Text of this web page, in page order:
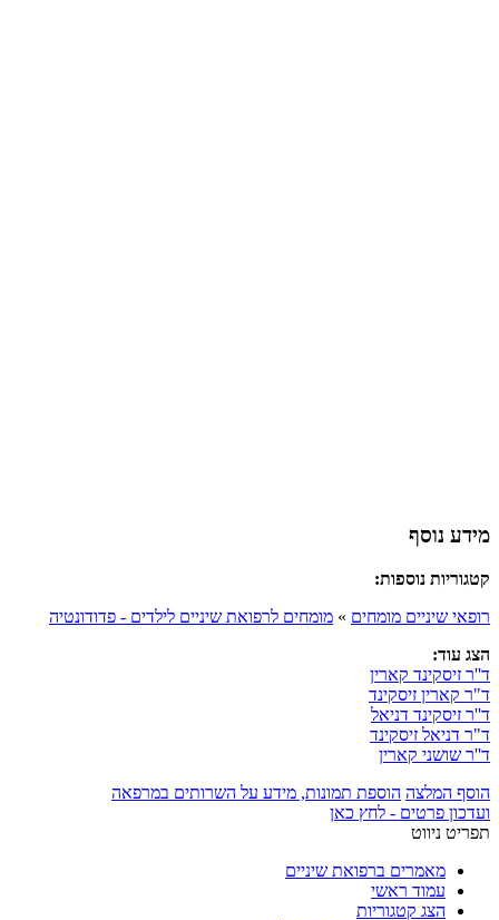
מידע נוסף
קטגוריות נוספות:
רופאי שיניים מומחים » מומחים לרפואת שיניים לילדים - פדודונטיה
הצג עוד:
ד''ר זיסקינד קארין
ד"ר קארין זיסקינד
ד''ר זיסקינד דניאל
ד"ר דניאל זיסקינד
ד''ר שושני קארין
הוסף המלצה הוספת תמונות, מידע על השרותים במרפאה
ועדכון פרטים - לחץ כאן
תפריט ניווט
מאמרים ברפואת שיניים
עמוד ראשי
הצג קטגוריות